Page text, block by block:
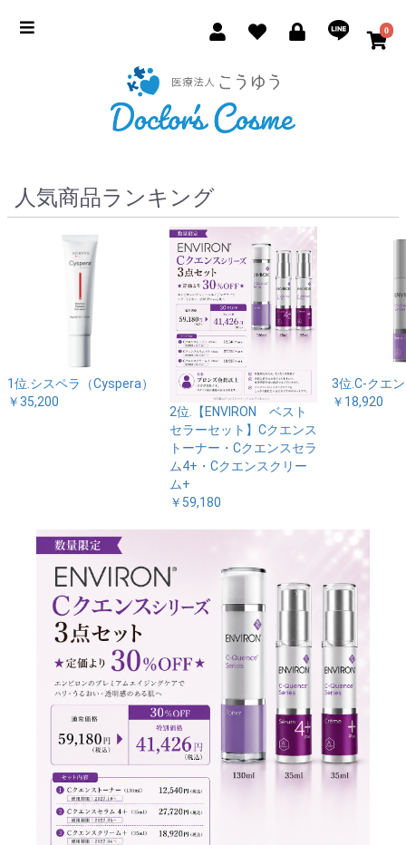
0
人気商品ランキング
1位.シスペラ（Cyspera）
￥35,200
2位.【ENVIRON ベスト
セラーセット】Cクエンス
トーナー・Cクエンスセラ
ム4+・Cクエンスクリー
ム+
￥59,180
3位.C-クエ
￥18,920